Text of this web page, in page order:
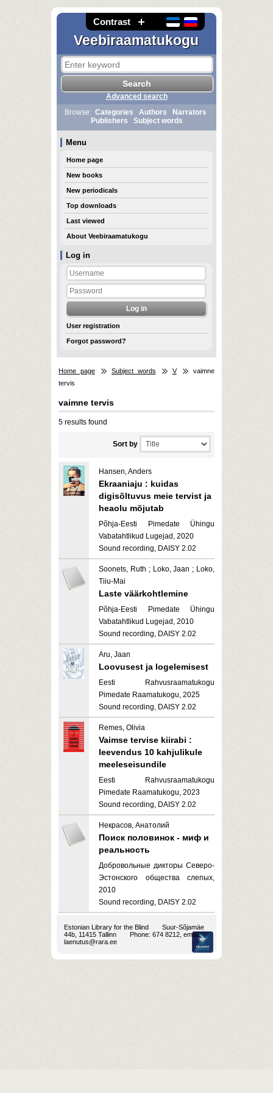
Contrast
Veebiraamatukogu
Log in
User registration
Forgot password?
Advanced search
Browse: Categories Authors
Narrators
Publishers
Subject words
Menu
Home page
New books
New periodicals
Top downloads
Last viewed
About Veebiraamatukogu
Home page Subject words V
vaimne
tervis
vaimne tervis
5 results found
Sort by
Hansen, Anders
Ekraaniaju : kuidas
digisõltuvus meie tervist ja
heaolu mõjutab
Põhja-Eesti Pimedate Ühingu
Vabatahtlikud Lugejad, 2020
Sound recording, DAISY 2.02
Soonets, Ruth ; Loko, Jaan ; Loko,
Tiiu-Mai
Laste väärkohtlemine
Põhja-Eesti Pimedate Ühingu
Vabatahtlikud Lugejad, 2010
Sound recording, DAISY 2.02
Aru, Jaan
Loovusest ja logelemisest
Eesti Rahvusraamatukogu
Pimedate Raamatukogu, 2025
Sound recording, DAISY 2.02
Remes, Olivia
Vaimse tervise kiirabi :
leevendus 10 kahjulikule
meeleseisundile
Eesti Rahvusraamatukogu
Pimedate Raamatukogu, 2023
Sound recording, DAISY 2.02
Некрасов, Анатолий
Поиск половинок - миф и
реальность
Добровольные дикторы Северо-
Эстонского общества слепых,
2010
Sound recording, DAISY 2.02
Estonian Library for the Blind
Suur-Sõjamäe
44b, 11415 Tallinn
Phone: 674 8212, email:
laenutus@rara.ee